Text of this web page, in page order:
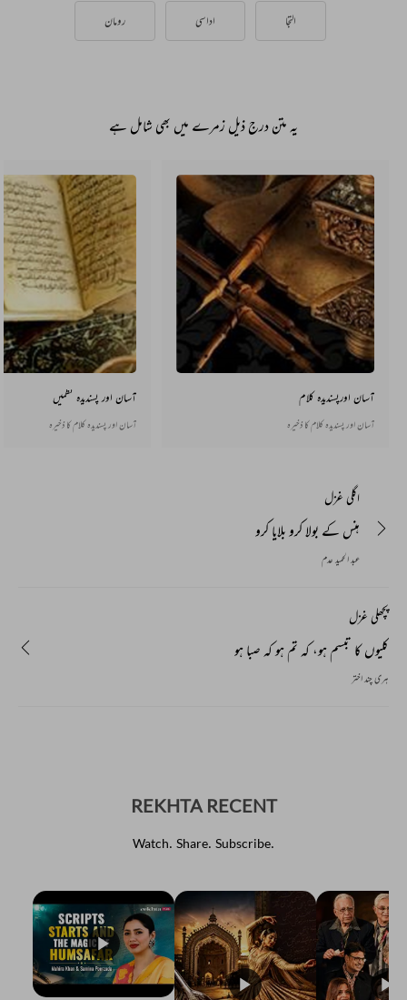
التجا اداسی رومان
یہ متن درج ذیل زمرے میں بھی شامل ہے
آسان اورپسندیدہ کلام
آسان اور پسندیدہ کلام کا ذخیرہ
آسان اور پسندیدہ نظمیں
آسان اور پسندیدہ کلام کا ذخیرہ
اگلی غزل
ہنس کے بولا کرو بلایا کرو
عبد الحمید عدم
پچھلی غزل
کلیوں کا تبسم ہو، کہ تم ہو کہ صبا ہو
ہری چند اختر
REKHTA RECENT
Watch. Share. Subscribe.